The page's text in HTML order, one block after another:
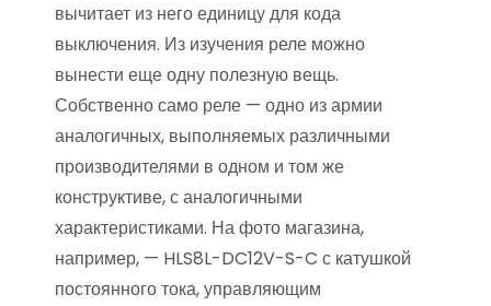
вычитает из него единицу для кода
выключения. Из изучения реле можно
вынести еще одну полезную вещь.
Собственно само реле — одно из армии
аналогичных, выполняемых различными
производителями в одном и том же
конструктиве, с аналогичными
характеристиками. На фото магазина,
например, — HLS8L-DC12V-S-C с катушкой
постоянного тока, управляющим